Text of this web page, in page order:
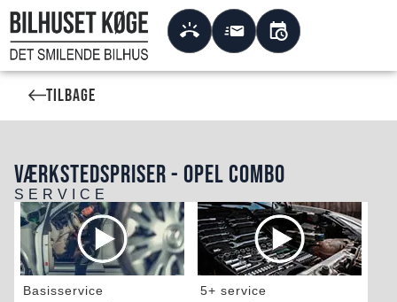
Tilbage
VÆRKSTEDSPRISER - OPEL COMBO
SERVICE
Basisservice 5+ service